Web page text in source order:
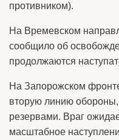
противником).
На Времевском
сообщило об
продолжаются
На Запорожском
вторую линию
резервами. Враг
масштабное